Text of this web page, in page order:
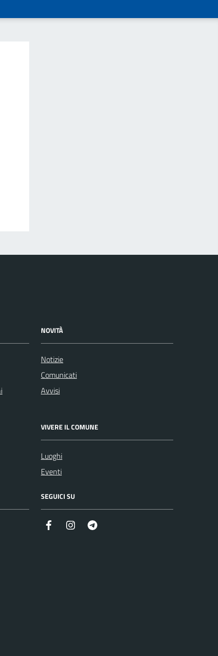
NOVITÀ
Notizie
Comunicati
Avvisi
VIVERE IL COMUNE
Luoghi
Eventi
SEGUICI SU
Facebook Instagram